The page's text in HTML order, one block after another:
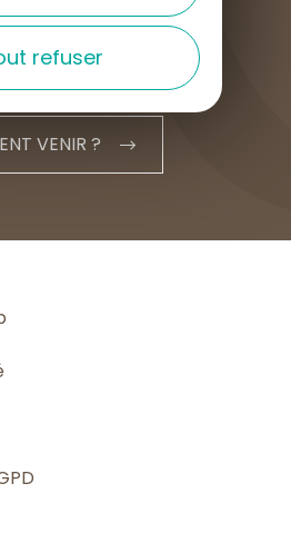
VENIR ?
refuser